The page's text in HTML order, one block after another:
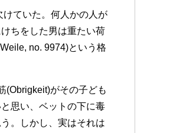
ていた。何人かの人が
ちをした男は重たい荷
no. 9974)という格
(Obrigkeit)がその子ども
思い、ベットの下に毒
。しかし、実はそれは